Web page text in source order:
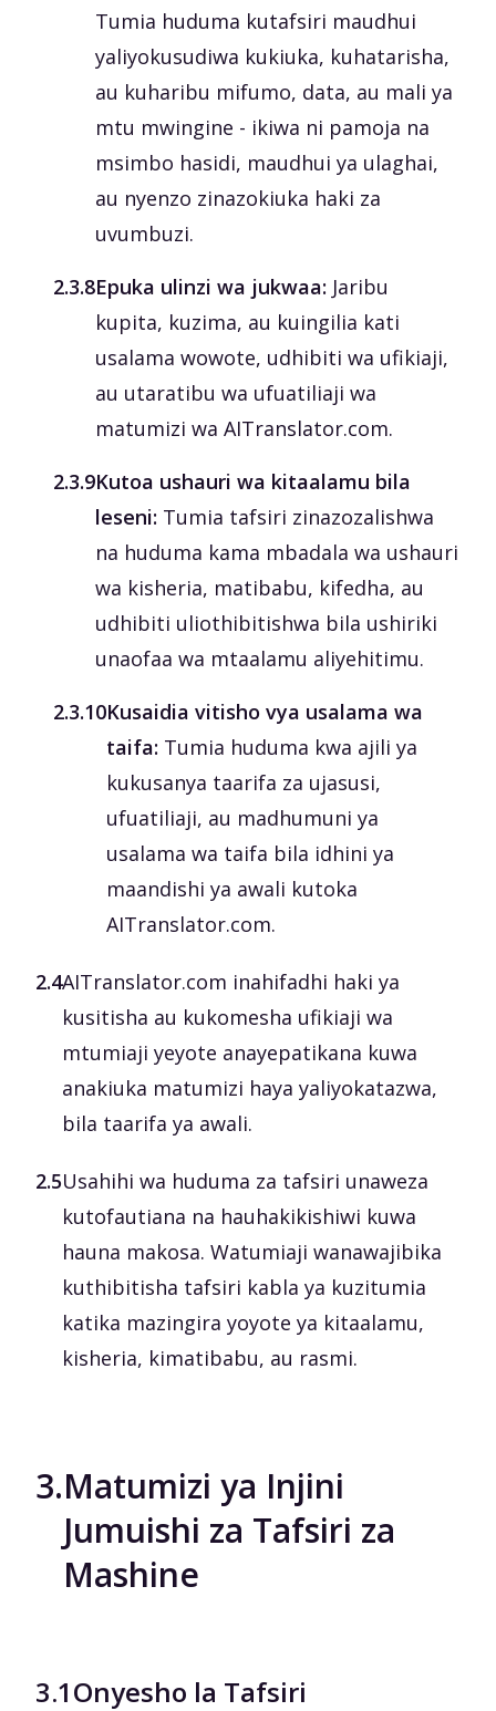
Tumia huduma kutafsiri maudhui
yaliyokusudiwa kukiuka, kuhatarisha,
au kuharibu mifumo, data, au mali ya
mtu mwingine - ikiwa ni pamoja na
msimbo hasidi, maudhui ya ulaghai,
au nyenzo zinazokiuka haki za
uvumbuzi.
‎2.3.8Epuka ulinzi wa jukwaa: Jaribu
kupita, kuzima, au kuingilia kati
usalama wowote, udhibiti wa ufikiaji,
au utaratibu wa ufuatiliaji wa
matumizi wa AITranslator.com.
‎2.3.9Kutoa ushauri wa kitaalamu bila
leseni: Tumia tafsiri zinazozalishwa
na huduma kama mbadala wa ushauri
wa kisheria, matibabu, kifedha, au
udhibiti uliothibitishwa bila ushiriki
unaofaa wa mtaalamu aliyehitimu.
‎2.3.10Kusaidia vitisho vya usalama wa
taifa: Tumia huduma kwa ajili ya
kukusanya taarifa za ujasusi,
ufuatiliaji, au madhumuni ya
usalama wa taifa bila idhini ya
maandishi ya awali kutoka
AITranslator.com.
2.4AITranslator.com inahifadhi haki ya
kusitisha au kukomesha ufikiaji wa
mtumiaji yeyote anayepatikana kuwa
anakiuka matumizi haya yaliyokatazwa,
bila taarifa ya awali.
2.5Usahihi wa huduma za tafsiri unaweza
kutofautiana na hauhakikishiwi kuwa
hauna makosa. Watumiaji wanawajibika
kuthibitisha tafsiri kabla ya kuzitumia
katika mazingira yoyote ya kitaalamu,
kisheria, kimatibabu, au rasmi.
3.Matumizi ya Injini
Jumuishi za Tafsiri za
Mashine
3.1Onyesho la Tafsiri